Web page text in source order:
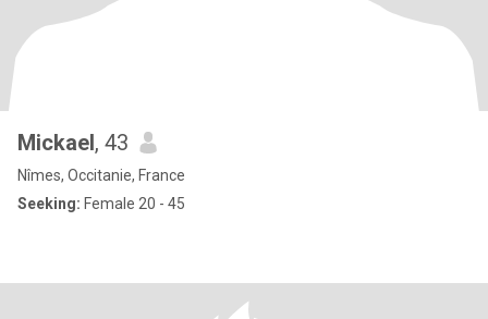
Mickael, 43
Nîmes, Occitanie, France
Seeking: Female 20 - 45